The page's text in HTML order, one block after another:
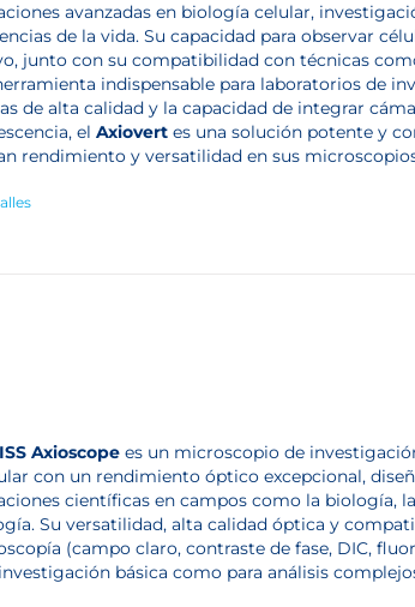
avanzadas en biología celular,
de la vida. Su capacidad para observar
junto con su compatibilidad con técnicas
indispensable para laboratorios de
de alta calidad y la capacidad de integrar
elAxiovert es una solución potente y
rendimiento y versatilidad en sus
Axioscope es un microscopio de
con un rendimiento óptico excepcional,
científicas en campos como la biología,
Su versatilidad, alta calidad óptica y
(campo claro, contraste de fase, DIC,
básica como para análisis